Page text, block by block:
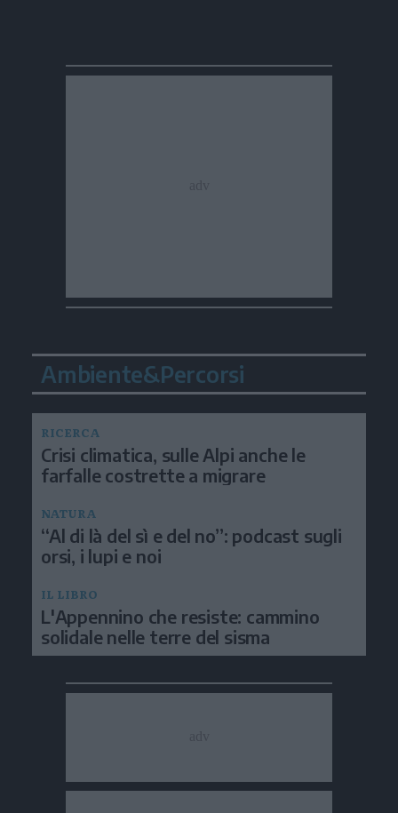
Ambiente&Percorsi
RICERCA
Crisi climatica, sulle Alpi anche le
farfalle costrette a migrare
NATURA
“Al di là del sì e del no”: podcast sugli
orsi, i lupi e noi
IL LIBRO
L'Appennino che resiste: cammino
solidale nelle terre del sisma